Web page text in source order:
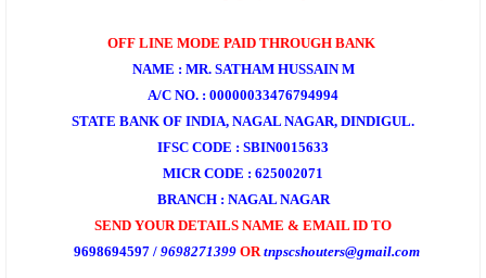
OFF LINE MODE PAID THROUGH BANK
NAME : MR. SATHAM HUSSAIN M
A/C NO. : 00000033476794994
STATE BANK OF INDIA, NAGAL NAGAR, DINDIGUL.
IFSC CODE : SBIN0015633
MICR CODE : 625002071
BRANCH : NAGAL NAGAR
SEND YOUR DETAILS NAME & EMAIL ID TO
9698694597 / 9698271399OR tnpscshouters@gmail.com